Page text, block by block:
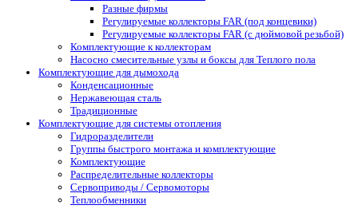
Разные фирмы
Регулируемые коллекторы FAR (под концевики)
Регулируемые коллекторы FAR (с дюймовой резьбой)
Комплектующие к коллекторам
Насосно смесительные узлы и боксы для Теплого пола
Комплектующие для дымохода
Конденсационные
Нержавеющая сталь
Традиционные
Комплектующие для системы отопления
Гидроразделители
Группы быстрого монтажа и комплектующие
Комплектующие
Распределительные коллекторы
Сервоприводы / Сервомоторы
Теплообменники